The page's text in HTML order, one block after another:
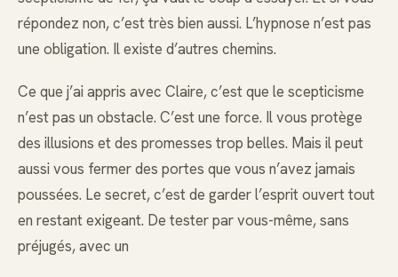
répondez non, c’est très bien aussi. L’hypnose n’est pas
une obligation. Il existe d’autres chemins.
Ce que j’ai appris avec Claire, c’est que le scepticisme
n’est pas un obstacle. C’est une force. Il vous protège
des illusions et des promesses trop belles. Mais il peut
aussi vous fermer des portes que vous n’avez jamais
poussées. Le secret, c’est de garder l’esprit ouvert tout
en restant exigeant. De tester par vous-même, sans
préjugés, avec un